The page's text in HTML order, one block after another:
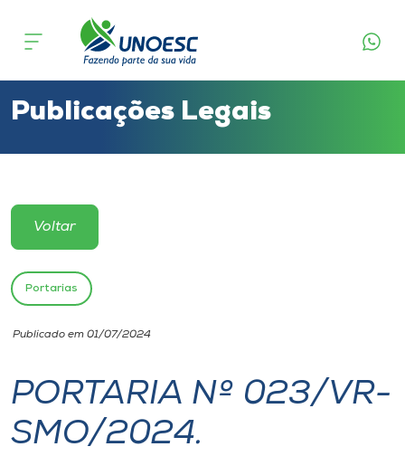
Cursos
Atendimento ao Estudante
Portal de Ensino
Unoesc
Internacionalização
I.nova
Publicações Legais
Voltar
Portarias
Publicado em 01/07/2024
PORTARIA Nº 023/VR-
SMO/2024.